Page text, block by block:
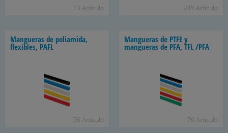
13 Artículo 245 Artículo
Mangueras de poliamida,
flexibles, PAFL
56 Artículo
Mangueras de PTFE y
mangueras de PFA, TFL /PFA
76 Artículo